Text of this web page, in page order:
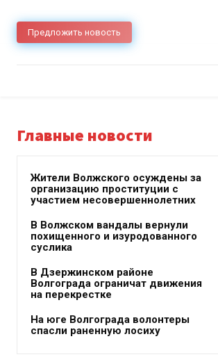
Предложить новость
Главные новости
Жители Волжского осуждены за
организацию проституции с
участием несовершеннолетних
В Волжском вандалы вернули
похищенного и изуродованного
суслика
В Дзержинском районе
Волгограда ограничат движения
на перекрестке
На юге Волгограда волонтеры
спасли раненную лосиху